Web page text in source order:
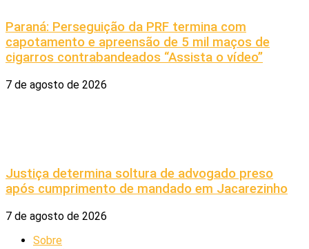
Paraná: Perseguição da PRF termina com
capotamento e apreensão de 5 mil maços de
cigarros contrabandeados “Assista o vídeo”
7 de agosto de 2026
Justiça determina soltura de advogado preso
após cumprimento de mandado em Jacarezinho
7 de agosto de 2026
Sobre